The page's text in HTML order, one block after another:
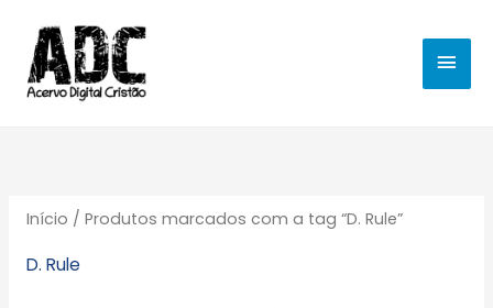
para
conteúdo
Início / Produtos marcados com a tag “D. Rule”
D. Rule